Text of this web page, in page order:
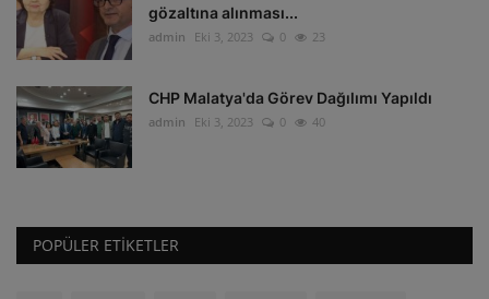
gözaltına alınması...
admin Eki 3, 2023 0 23
CHP Malatya'da Görev Dağılımı Yapıldı
admin Eki 3, 2023 0 40
POPÜLER ETIKETLER